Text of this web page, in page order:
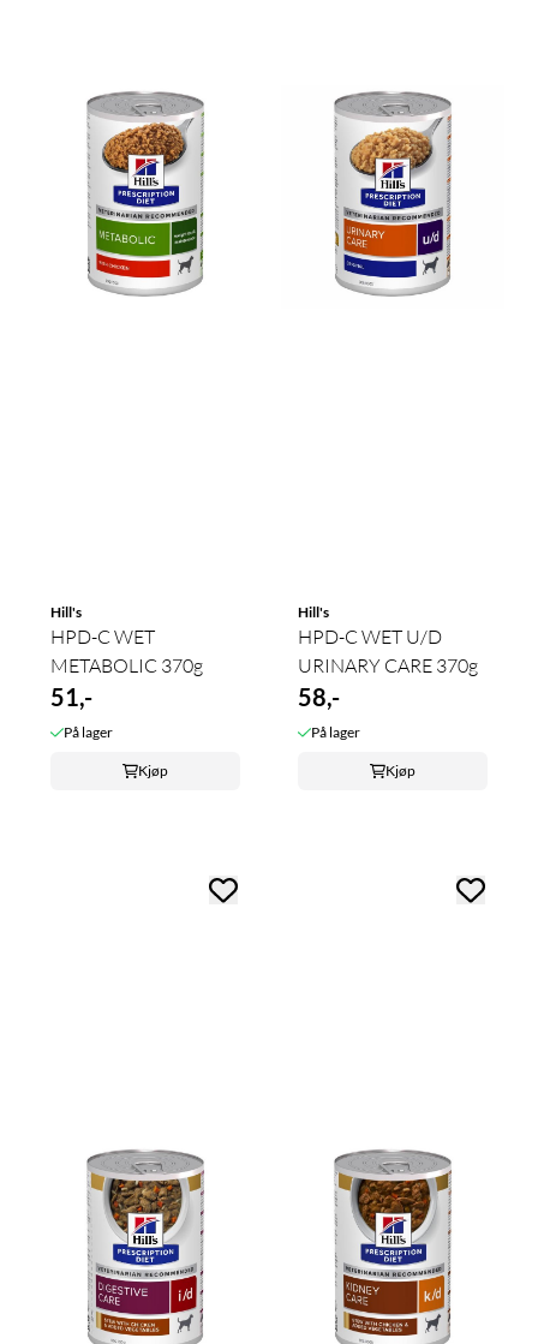
Hill's
HPD-C WET
METABOLIC 370g
51,-
På lager
Kjøp
Hill's
HPD-C WET U/D
URINARY CARE 370g
58,-
På lager
Kjøp